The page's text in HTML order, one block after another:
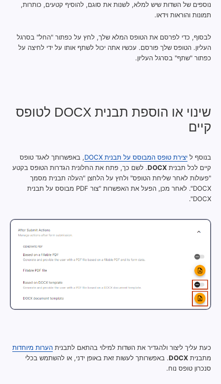
נוספים של השדות שיש למלא, לשנות את סוגם, להוסיף קטעים, כותרות,
תמונות והוראות וידאו.
לבסוף, כדי לפרסם את הטופס המלא שלך, לחץ על כפתור "החל" בסרגל
העליון. הטופס שלך פורסם. עכשיו אתה יכול לשתף אותו על ידי לחיצה על
כפתור "שתף" בסרגל העליון.
שינוי או הוספת תבנית DOCX לטופס
קיים
בנוסף ל יצירת טופס המבוסס על תבנית DOCX
, באפשרותך לאגד טופס
קיים לכל תבנית DOCX. לשם כך, פתח את החלונית הגדרות הטופס בקטע
"פעולות לאחר שליחת הטופס" ולחץ על הלחצן "העלה תבנית מסמך
DOCX". לאחר מכן, הפעל את האפשרות "צור PDF מבוסס על תבנית
DOCX".
כעת עליך ליצור ולהגדיר את השדות למילוי בהתאם לתבנית הערות מיוחדות
מתבנית DOCX. באפשרותך לעשות זאת באופן ידני, או להשתמש בכלי
סנכרון טופס נוח.